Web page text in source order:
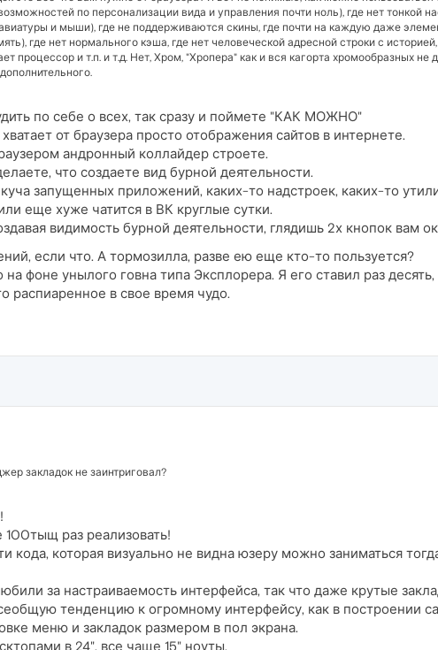
возможностей по персонализации вида и управления почти ноль), где нет
и мыши), где не поддерживаются скины, где почти на каждую даже
где нет нормального кэша, где нет человеческой адресной строки с
процессор и т.п. и т.д. Нет, Хром, "Хропера" как и вся кагорта хромообразных
по себе о всех, так сразу и поймете "КАК МОЖНО"
от браузера просто отображения сайтов в интернете.
андронный коллайдер строете.
что создаете вид бурной деятельности.
запущенных приложений, каких-то надстроек, каких-то
еще хуже чатится в ВК круглые сутки.
видимость бурной деятельности, глядишь 2х кнопок вам
если что. А тормозилла, разве ею еще кто-то пользуется?
фоне унылого говна типа Эксплорера. Я его ставил раз
распиаренное в свое время чудо.
закладок не заинтриговал?
раз реализовать!
кода, которая визуально не видна юзеру можно заниматься
за настраиваемость интерфейса, так что даже крутые
тенденцию к огромному интерфейсу, как в построении
меню и закладок размером в пол экрана.
в 24", все чаще 15" ноуты.